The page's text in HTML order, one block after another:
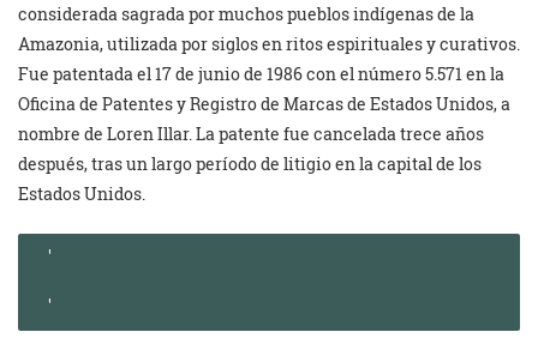
considerada sagrada por muchos pueblos indígenas de la
Amazonia, utilizada por siglos en ritos espirituales y curativos.
Fue patentada el 17 de junio de 1986 con el número 5.571 en la
Oficina de Patentes y Registro de Marcas de Estados Unidos, a
nombre de Loren Illar. La patente fue cancelada trece años
después, tras un largo período de litigio en la capital de los
Estados Unidos.